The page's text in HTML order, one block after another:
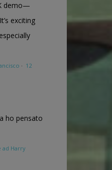
demo—
exciting
· 12
ho pensato
ad Harry